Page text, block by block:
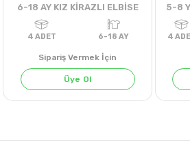
6-18 AY KIZ KİRAZLI ELBİSE
Sipariş Vermek İçin
Üye Ol